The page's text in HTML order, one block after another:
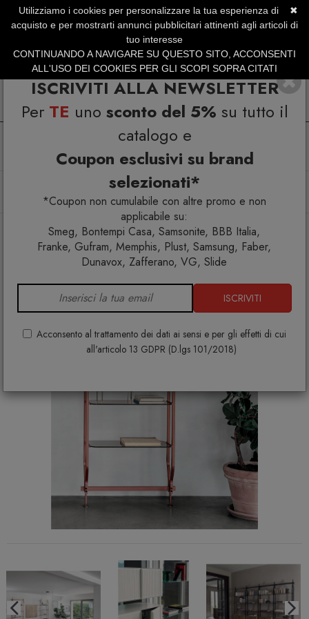
ISCRIVITI ALLA NEWSLETTER
Per TE uno sconto del 5% su tutto il
catalogo e
Coupon esclusivi su brand
selezionati*
*Coupon non cumulabile con altre promo e non
applicabile su:
Smeg, Bontempi Casa, Samsonite, BBB Italia,
Franke, Gufram, Memphis, Plust, Samsung, Faber,
Dunavox, Zafferano, VG, Slide
ISCRIVITI
Acconsento al trattamento dei dati ai sensi e per gli effetti di cui
all'articolo 13 GDPR (D.lgs 101/2018)
SERVIZIO CLIENTI +39.0773.470.562
SUMMER SALES | Fino al 40% di Sconto
Arredo interno
Libreria Charlotte 16.60 fissaggio a parete
✖
Utilizziamo i cookies per personalizzare la tua esperienza di
acquisto e per mostrarti annunci pubblicitari attinenti agli articoli di
tuo interesse
CONTINUANDO A NAVIGARE SU QUESTO SITO, ACCONSENTI
ALL'USO DEI COOKIES PER GLI SCOPI SOPRA CITATI